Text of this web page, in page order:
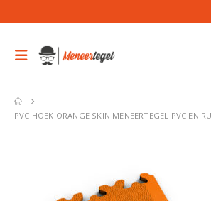
PVC HOEK ORANGE SKIN MENEERTEGEL PVC EN